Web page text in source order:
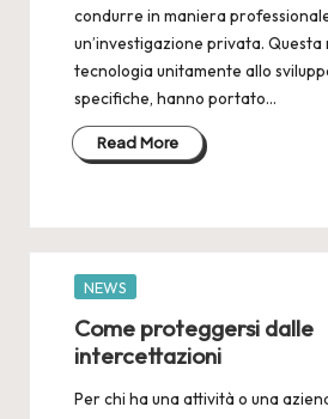
condurre in maniera
un’investigazione privata. Questa
tecnologia unitamente allo
specifiche, hanno portato…
Read More
Posted
NEWS
Come proteggersi dalle
intercettazioni
Per chi ha una attività o una